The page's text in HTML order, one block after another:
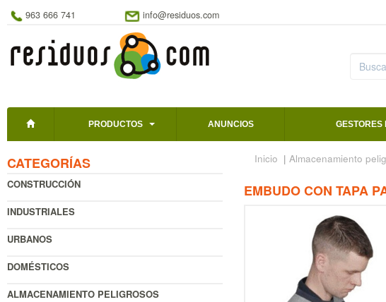
963 666 741 info@residuos.com
PRODUCTOS ANUNCIOS GESTORES
CATEGORÍAS
CONSTRUCCIÓN
INDUSTRIALES
URBANOS
DOMÉSTICOS
ALMACENAMIENTO PELIGROSOS
Inicio | Almacenamiento
EMBUDO CON TAPA